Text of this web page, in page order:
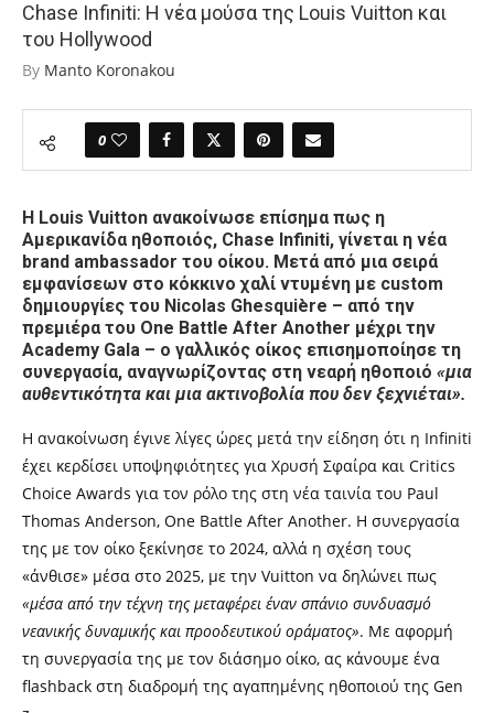
Chase Infiniti: Η νέα μούσα της Louis Vuitton και
του Hollywood
By Manto Koronakou
0
Η Louis Vuitton ανακοίνωσε επίσημα πως η
Αμερικανίδα ηθοποιός, Chase Infiniti, γίνεται η νέα
brand ambassador του οίκου. Μετά από μια σειρά
εμφανίσεων στο κόκκινο χαλί ντυμένη με custom
δημιουργίες του Nicolas Ghesquière – από την
πρεμιέρα του One Battle After Another μέχρι την
Academy Gala – ο γαλλικός οίκος επισημοποίησε τη
συνεργασία, αναγνωρίζοντας στη νεαρή ηθοποιό «μια
αυθεντικότητα και μια ακτινοβολία που δεν ξεχνιέται».
Η ανακοίνωση έγινε λίγες ώρες μετά την είδηση ότι η Infiniti
έχει κερδίσει υποψηφιότητες για Χρυσή Σφαίρα και Critics
Choice Awards για τον ρόλο της στη νέα ταινία του Paul
Thomas Anderson, One Battle After Another. Η συνεργασία
της με τον οίκο ξεκίνησε το 2024, αλλά η σχέση τους
«άνθισε» μέσα στο 2025, με την Vuitton να δηλώνει πως
«μέσα από την τέχνη της μεταφέρει έναν σπάνιο συνδυασμό
νεανικής δυναμικής και προοδευτικού οράματος». Με αφορμή
τη συνεργασία της με τον διάσημο οίκο, ας κάνουμε ένα
flashback στη διαδρομή της αγαπημένης ηθοποιού της Gen